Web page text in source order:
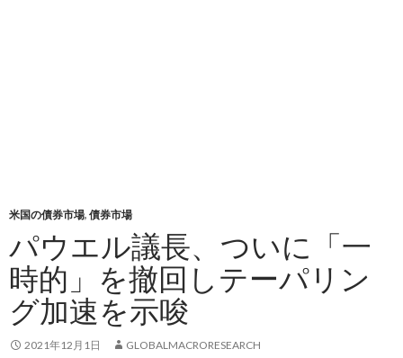
米国の債券市場, 債券市場
パウエル議長、ついに「一
時的」を撤回しテーパリン
グ加速を示唆
2021年12月1日 GLOBALMACRORESEARCH